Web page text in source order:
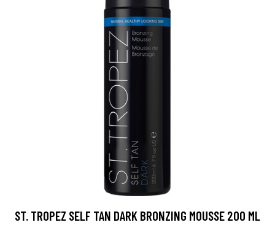
ST. TROPEZ SELF TAN DARK BRONZING MOUSSE 200 ML